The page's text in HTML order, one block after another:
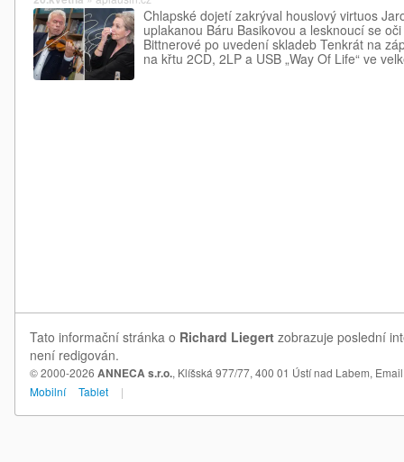
Chlapské dojetí zakrýval houslový virtuos
uplakanou Báru Basikovou a lesknoucí se
Bittnerové po uvedení skladeb Tenkrát na
na křtu 2CD, 2LP a USB „Way Of Life“ ve
Tato informační stránka o Richard Liegert zobrazuje poslední
není redigován.
© 2000-2026 ANNECA s.r.o., Klíšská 977/77, 400 01 Ústí nad Labem,
Mobilní
Tablet |